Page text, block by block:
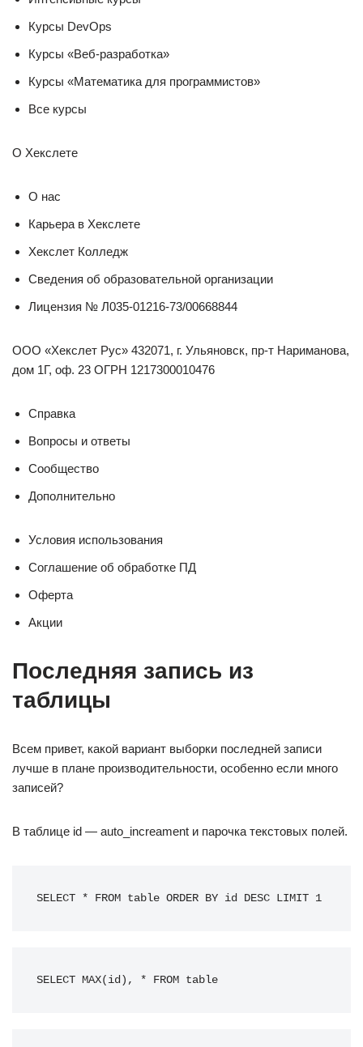
Курсы DevOps
Курсы «Веб-разработка»
Курсы «Математика для программистов»
Все курсы
О Хекслете
О нас
Карьера в Хекслете
Хекслет Колледж
Сведения об образовательной организации
Лицензия № Л035-01216-73/00668844
ООО «Хекслет Рус» 432071, г. Ульяновск, пр-т Нариманова,
дом 1Г, оф. 23 ОГРН 1217300010476
Справка
Вопросы и ответы
Сообщество
Дополнительно
Условия использования
Соглашение об обработке ПД
Оферта
Акции
Последняя запись из
таблицы
Всем привет, какой вариант выборки последней записи
лучше в плане производительности, особенно если много
записей?
В таблице id — auto_increament и парочка текстовых полей.
SELECT * FROM table ORDER BY id DESC LIMIT 1
SELECT MAX( id ) , * FROM table